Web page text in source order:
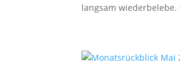
langsam